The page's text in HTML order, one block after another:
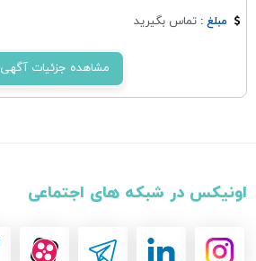
مبلغ :تماس بگیرید
مشاهده جزئیات آگهی
اونیکس در شبکه های اجتماعی